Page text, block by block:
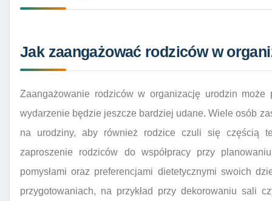
Jak zaangażować rodziców w
Zaangażowanie rodziców w organizację urodzin
wydarzenie będzie jeszcze bardziej udane. Wiele osób
na urodziny, aby również rodzice czuli się częścią
zaproszenie rodziców do współpracy przy
pomysłami oraz preferencjami dietetycznymi swoich
przygotowaniach, na przykład przy dekorowaniu sali